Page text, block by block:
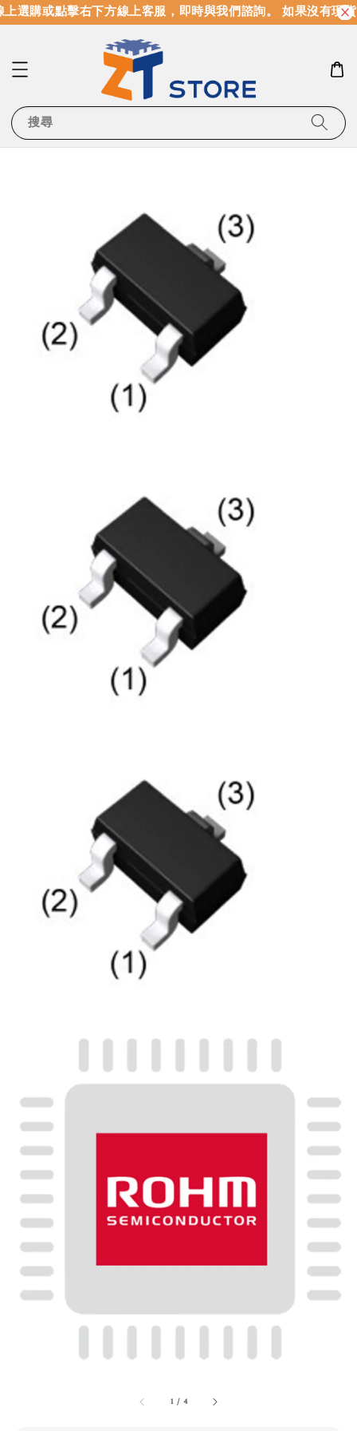
選購或點擊右下方線上客服，即時與我們諮詢。 如果沒有現
搜尋
1 / 4